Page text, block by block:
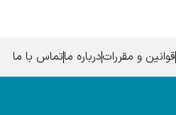
قوانین و مقرراتدرباره ماتماس با ما